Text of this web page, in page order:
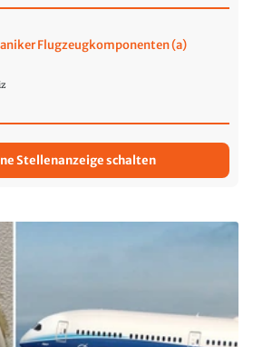
Flugzeugkomponenten (a)
Stellenanzeige schalten